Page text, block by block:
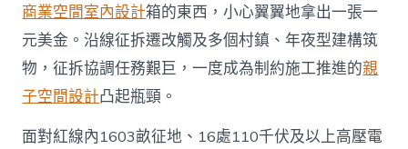
商業空間室內設計箱的東西，小心翼翼地拿出一張一
元美金。沿線征拆遷改觸及多個村鎮、年夜型建構筑
物，征拆協調任務艱巨，一度成為制約施工推進的親
子空間設計凸起瓶頸。
面對紅線內1603畝征地、16處110千伏及以上高壓電